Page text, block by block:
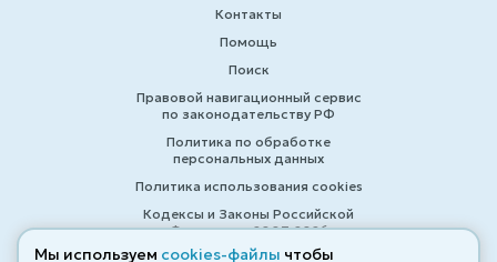
Контакты
Помощь
Поиск
Правовой навигационный сервис
по законодательству РФ
Политика по обработке
персональных данных
Политика использования cookies
Кодексы и Законы Российской
Федерации 2007-2026
Мы используем cookies-файлы чтобы